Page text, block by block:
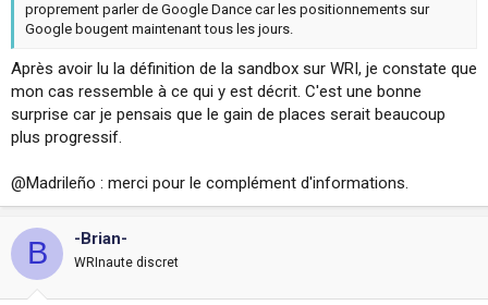
proprement parler de Google Dance car les positionnements sur
Google bougent maintenant tous les jours.
Après avoir lu la définition de la sandbox sur WRI, je constate que
mon cas ressemble à ce qui y est décrit. C'est une bonne
surprise car je pensais que le gain de places serait beaucoup
plus progressif.
@Madrileño : merci pour le complément d'informations.
B -Brian-
WRInaute discret